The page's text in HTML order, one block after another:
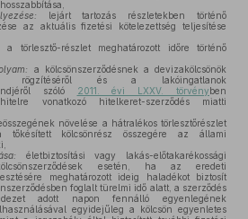
lejárt tartozás részletekben történő
az aktuális fizetési kötelezettség teljesítése
a törlesztő-részlet meghatározott időre történő
a kölcsönszerződésnek a devizakölcsönök
rögzítéséről és a lakóingatlanok
szóló
2011. évi LXXV. törvényben
vonatkozó hitelkeret-szerződés miatti
növelése a hátralékos törlesztőrészlet
kölcsönrész összegére az állami
életbiztosítási vagy lakás-előtakarékossági
esetén, ha az eredeti
meghatározott ideig haladékot biztosít
foglalt türelmi idő alatt, a szerződés
adott napon fennálló egyenlegének
egyidejűleg a kölcsön egyenletes